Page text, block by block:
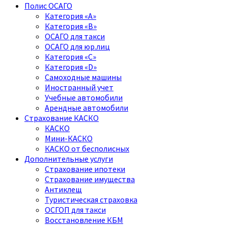
Полис ОСАГО
Категория «A»
Категория «B»
ОСАГО для такси
ОСАГО для юр.лиц
Категория «C»
Категория «D»
Самоходные машины
Иностранный учет
Учебные автомобили
Арендные автомобили
Страхование КАСКО
КАСКО
Мини-КАСКО
КАСКО от бесполисных
Дополнительные услуги
Страхование ипотеки
Страхование имущества
Антиклещ
Туристическая страховка
ОСГОП для такси
Восстановление КБМ